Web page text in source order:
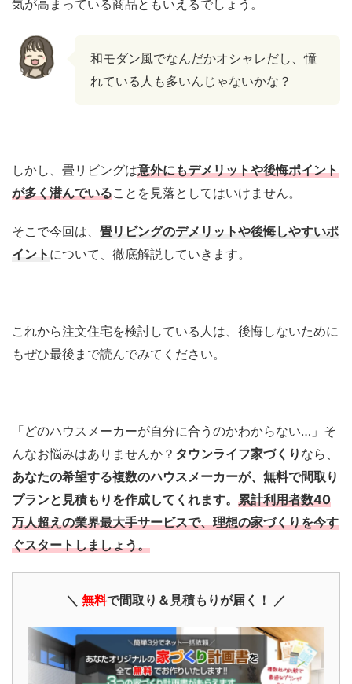
気が高まっている商品ともいえるでしょう。
和モダン風でなんだかオシャレだし、憧
れている人も多いんじゃないかな？
しかし、畳リビングは意外にもデメリットや後悔ポイント
が多く潜んでいることを見落としてはいけません。
そこで今回は、 畳リビングのデメリットや後悔しやすいポ
イント について、徹底解説していきます。
これから注文住宅を検討している人は、後悔しないために
もぜひ最後まで読んでみてください。
「どのハウスメーカーが自分に合うのかわからない…」そ
んなお悩みはありませんか？ タウンライフ家づくり なら、
あなたの希望する複数のハウスメーカーが、無料で間取り
プランと見積もりを作成してくれます。 累計利用者数40
万人超えの業界最大手サービスで、理想の家づくりを今す
ぐスタートしましょう。
＼ 無料で間取り＆見積もりが届く！ ／